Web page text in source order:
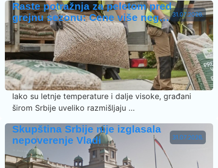
31.07.2026.
Raste potražnja za peletom pred
grejnu sezonu: Cene više neg…
Iako su letnje temperature i dalje visoke, građani
širom Srbije uveliko razmišljaju …
31.07.2026.
Skupština Srbije nije izglasala
nepoverenje Vladi